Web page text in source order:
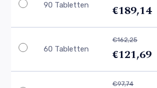
90 Tabletten €189,14
60 Tabletten
€162,25
€121,69
€97,74